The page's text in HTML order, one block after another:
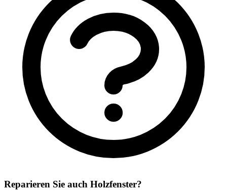
Reparieren Sie auch Holzfenster?